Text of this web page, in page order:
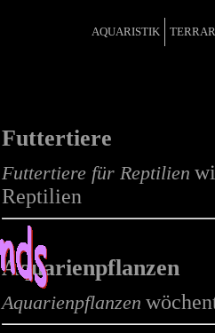
AQUARISTIK
Futtertiere
Futtertiere für Reptilien
Reptilien
Aquarienpflanzen
Aquarienpflanzen